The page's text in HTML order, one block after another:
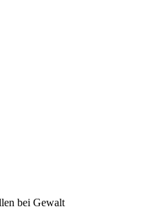
bei Gewalt